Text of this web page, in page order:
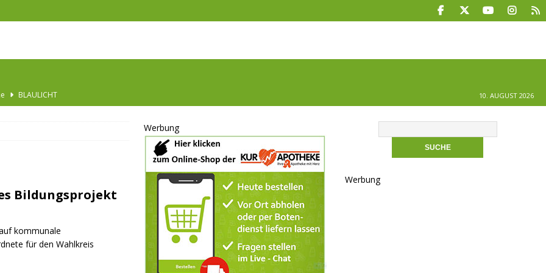
TOP
BLAULICHT
10. AUGUST 2026
Bildungsprojekt
kommunale
für den Wahlkreis
Werbung
Werbung